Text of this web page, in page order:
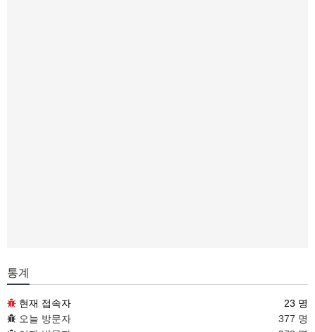
통계
현재 접속자
23 명
오늘 방문자
377 명